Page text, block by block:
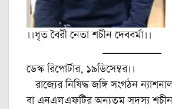
।।ধৃত বৈরী নেতা শচীন দেববর্মা।।
ডেস্ক রিপোর্টার, ১৯ডিসেম্বর।।
রাজ্যের নিষিদ্ধ জঙ্গি সংগঠন
বা এনএলএফটির অন্যতম সদস্য শচীন